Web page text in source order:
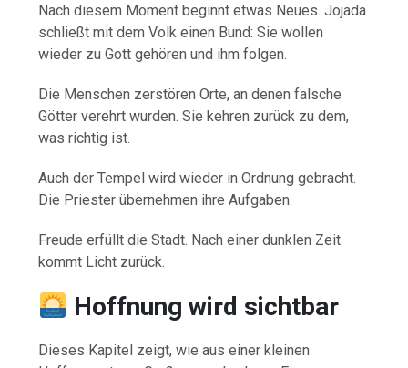
Nach diesem Moment beginnt etwas Neues. Jojada
schließt mit dem Volk einen Bund: Sie wollen
wieder zu Gott gehören und ihm folgen.
Die Menschen zerstören Orte, an denen falsche
Götter verehrt wurden. Sie kehren zurück zu dem,
was richtig ist.
Auch der Tempel wird wieder in Ordnung gebracht.
Die Priester übernehmen ihre Aufgaben.
Freude erfüllt die Stadt. Nach einer dunklen Zeit
kommt Licht zurück.
Hoffnung wird sichtbar
Dieses Kapitel zeigt, wie aus einer kleinen